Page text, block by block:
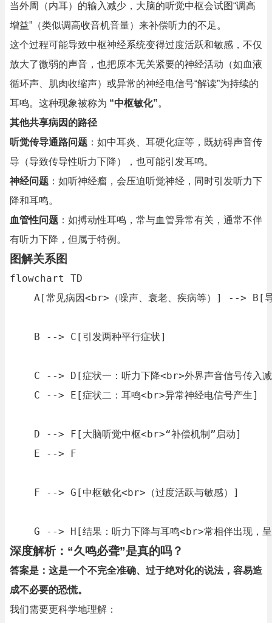
当外周（内耳）的输入减少，大脑的听觉中枢会试图“调高
增益”（类似调高收音机音量）来补偿听力的不足。
这个过程可能导致中枢神经系统变得过度活跃和敏感，不仅
放大了微弱的声音，也把原本无关紧要的神经活动（如血液
循环声、肌肉收缩声）或异常的神经电信号“解读”为持续的
耳鸣。这种现象被称为 “中枢敏化”。
其他共享病因的路径
听觉传导通路问题 ：如中耳炎、耳硬化症等，既妨碍声音传
导（导致传导性听力下降），也可能引发耳鸣。
神经问题 ：如听神经瘤，会压迫听觉神经，同时引发听力下
降和耳鸣。
血管性问题 ：如搏动性耳鸣，常与血管异常有关，通常不伴
有听力下降，但属于特例。
图解关系图
flowchart TD
A[常见病因<br>（噪声、衰老、疾病等）] --> B[
    B --> C[引发两种平行症状]
C --> D[症状一：听力下降<br>外界声音信号传入
    C --> E[症状二：耳鸣<br>异常神经电信号产生]
    D --> F[大脑听觉中枢<br>“补偿机制”启动]
    E --> F
    F --> G[中枢敏化<br>（过度活跃与敏感）]
G --> H[结果：听力下降与耳鸣<br>常相伴出现，
深度解析：“久鸣必聋”是真的吗？
答案是：这是一个不完全准确、过于绝对化的说法，容易造
成不必要的恐慌。
我们需要更科学地理解：